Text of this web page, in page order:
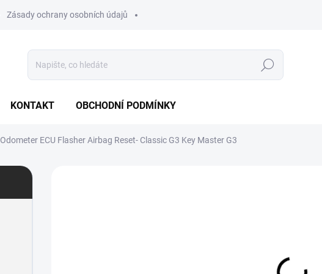
Zásady ochrany osobních údajů
Hledat
KONTAKT OBCHODNÍ PODMÍNKY
Odometer ECU Flasher Airbag Reset- Classic G3 Key Master G3